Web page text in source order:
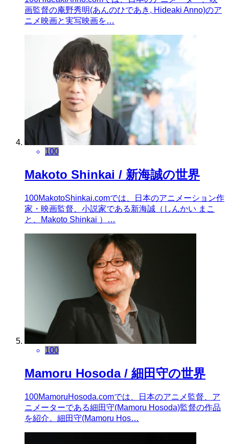
画監督の庵野秀明(あんのひであき, Hideaki Anno)のア
ニメ映画と実写映画を…
100
Makoto Shinkai / 新海誠の世界
100MakotoShinkai.comでは、日本のアニメーション作
家・映画監督、小説家である新海誠（しんかい まこ
と、Makoto Shinkai ）…
100
Mamoru Hosoda / 細田守の世界
100MamoruHosoda.comでは、日本のアニメ監督、ア
ニメーターである細田守(Mamoru Hosoda)監督の作品
を紹介。細田守(Mamoru Hos…